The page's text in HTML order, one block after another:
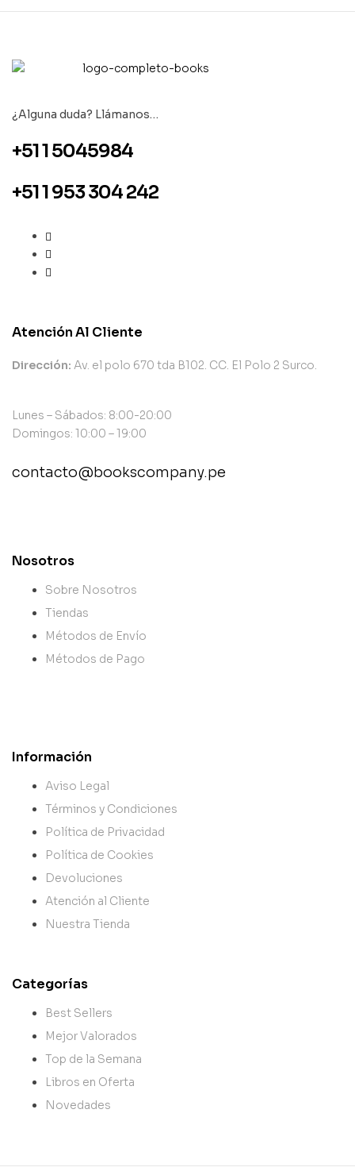
¿Alguna duda? Llámanos…
+51 1 5045984
+51 1 953 304 242
Atención Al Cliente
Dirección: Av. el polo 670 tda B102. CC. El Polo 2 Surco.
Lunes – Sábados: 8:00-20:00
Domingos: 10:00 – 19:00
contacto@bookscompany.pe
Nosotros
Sobre Nosotros
Tiendas
Métodos de Envío
Métodos de Pago
Información
Aviso Legal
Términos y Condiciones
Política de Privacidad
Política de Cookies
Devoluciones
Atención al Cliente
Nuestra Tienda
Categorías
Best Sellers
Mejor Valorados
Top de la Semana
Libros en Oferta
Novedades